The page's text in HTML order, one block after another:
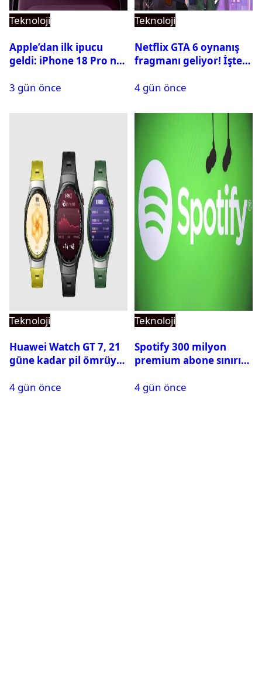
Teknoloji
Apple’dan ilk ipucu
geldi: iPhone 18 Pro ne
3 gün önce
Teknoloji
Netflix GTA 6 oynanış
fragmanı geliyor! İşte
4 gün önce
Teknoloji
Huawei Watch GT 7, 21
güne kadar pil ömrüyle
4 gün önce
Teknoloji
Spotify 300 milyon
premium abone sınırını
4 gün önce